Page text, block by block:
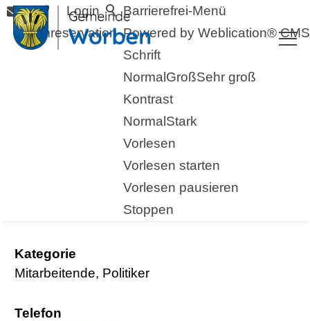
Barrierefrei-Menü
Powered by Weblication® CMS
Schrift
Normal GroßSehr groß
Kontrast
Normal Stark
Vorlesen
Vorlesen starten
Vorlesen pausieren
Stoppen
Login
Raumreservation
zurück zur Übersicht
von Dach Barbara
Kategorie
Mitarbeitende, Politiker
Telefon